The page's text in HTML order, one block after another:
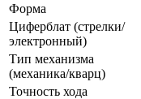
Форма
Циферблат (стрелки/
электронный)
Тип механизма
(механика/кварц)
Точность хода